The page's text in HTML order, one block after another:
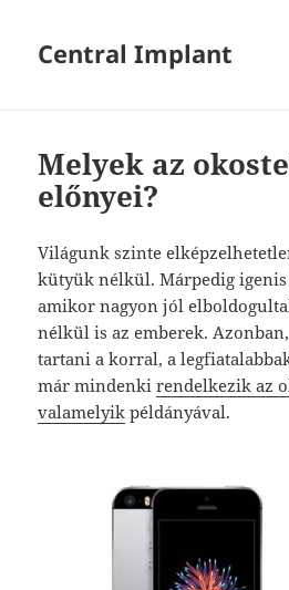
Central Implant
Melyek az
előnyei?
Világunk szinte
kütyük nélkül. Márpedig
amikor nagyon jól
nélkül is az emberek.
tartani a korral, a
már mindenkirendelkezik az
valamelyik példányával.